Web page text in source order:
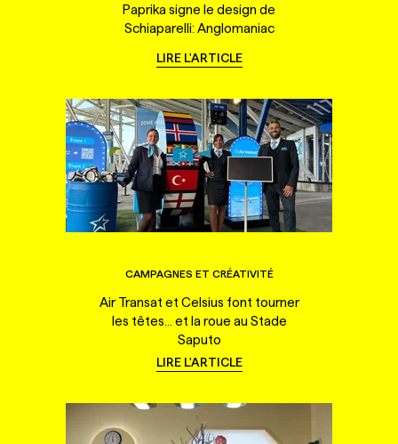
Paprika signe le design de
Schiaparelli: Anglomaniac
LIRE L'ARTICLE
CAMPAGNES ET CRÉATIVITÉ
Air Transat et Celsius font tourner
les têtes... et la roue au Stade
Saputo
LIRE L'ARTICLE